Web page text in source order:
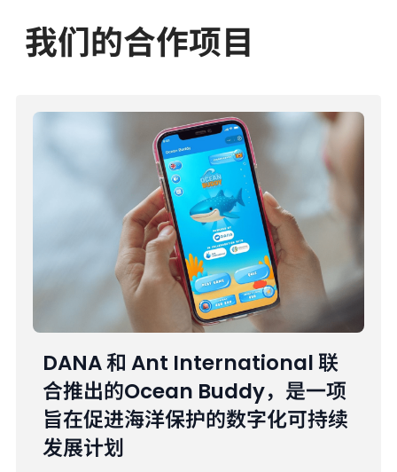
我们的合作项目
DANA 和 Ant International 联
合推出的Ocean Buddy，是一项
旨在促进海洋保护的数字化可持续
发展计划